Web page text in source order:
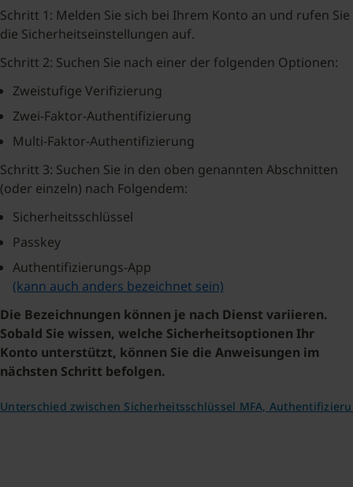
Schritt 1: Melden Sie sich bei Ihrem Konto an und rufen Sie
die Sicherheitseinstellungen auf.
Schritt 2: Suchen Sie nach einer der folgenden Optionen:
Zweistufige Verifizierung
Zwei-Faktor-Authentifizierung
Multi-Faktor-Authentifizierung
Schritt 3: Suchen Sie in den oben genannten Abschnitten
(oder einzeln) nach Folgendem:
Sicherheitsschlüssel
Passkey
Authentifizierungs-App
(kann auch anders bezeichnet sein)
Die Bezeichnungen können je nach Dienst variieren.
Sobald Sie wissen, welche Sicherheitsoptionen Ihr
Konto unterstützt, können Sie die Anweisungen im
nächsten Schritt befolgen.
Unterschied zwischen Sicherheitsschlüssel MFA,